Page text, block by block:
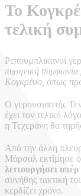
Το
τελική
Ρεπουμπλικανοί
πυρηνική συμφωνία
Κογκρέσο, όπως
Ο γερουσιαστής
έχει τον τελικό
η Τεχεράνη θα
Από την άλλη
Μάρσαλ εκτίμησε
λειτουργήσει
συνήθης τακτική
κερδίζει χρόνο.